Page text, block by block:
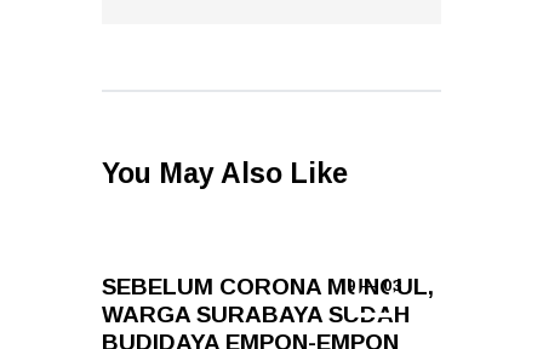
You May Also Like
9 — 03
SEBELUM CORONA MUNCUL,
WARGA SURABAYA SUDAH
BUDIDAYA EMPON-EMPON